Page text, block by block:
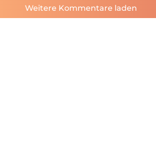
Weitere Kommentare laden